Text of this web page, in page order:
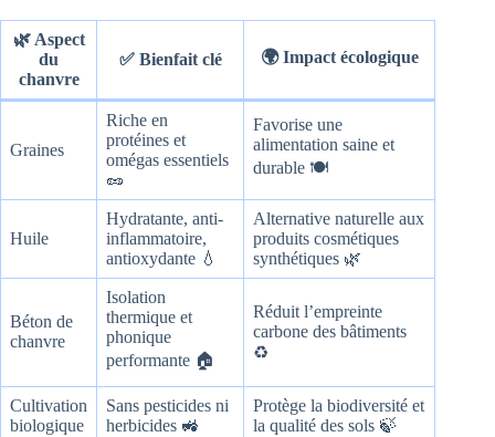
🌿 Aspect
du
chanvre
✅ Bienfait clé 🌍 Impact écologique
Graines
Riche en
protéines et
omégas essentiels
🥜
Favorise une
alimentation saine et
durable 🍽️
Huile
Hydratante, anti-
inflammatoire,
antioxydante 💧
Alternative naturelle aux
produits cosmétiques
synthétiques 🌿
Béton de
chanvre
Isolation
thermique et
phonique
performante 🏠
Réduit l’empreinte
carbone des bâtiments
♻️
Cultivation
biologique
Sans pesticides ni
herbicides 🚜
Protège la biodiversité et
la qualité des sols 🍃